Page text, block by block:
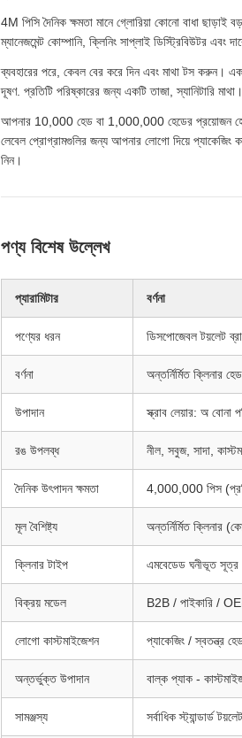
4M পিসি দৈনিক ক্ষমতা মানে গ্লোরিয়া কোনো বাধা ছাড়াই
ম্যানেজমেন্ট কোম্পানি, ক্লিনিং সাপ্লাই ডিস্ট্রিবিউটর
ব্যবহারের পরে, কেবল বের করে দিন এবং মাথা টস করুন।
দূষণ. প্রতিটি পরিষ্কারের জন্য একটি তাজা, স্যানিটারি মাথা।
আপনার 10,000 হেড বা 1,000,000 হেডের প্রয়োজন হোক
লেবেল প্রোগ্রামগুলির জন্য আপনার লোগো দিয়ে প্যাকেজিং
নিন।
পণ্য বিশেষ উল্লেখ
প্যারামিটার বর্ণনা
পণ্যের ধরন ডিসপোজেবল টয়লেট
বর্ণনা অন্তর্নির্মিত ক্লিনার
উপাদান স্ক্রাব লেয়ার: অ বোনা
রঙ উপলব্ধ নীল, সবুজ, সাদা, কাস্টম
দৈনিক উৎপাদন ক্ষমতা 4,000,000 পিস
মূল বৈশিষ্ট্য অন্তর্নির্মিত ক্লিনার
ক্লিনার টাইপ এমবেডেড ঘনীভূত সূত্র
বিক্রয় মডেল B2B / পাইকারি /
লোগো কাস্টমাইজেশন প্যাকেজিং / স্বতন্ত্র
অন্তর্ভুক্ত উপাদান বাল্ক প্যাক -
সামঞ্জস্য সর্বাধিক স্ট্যান্ডার্ড